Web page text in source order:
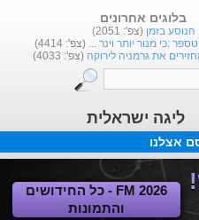
בלוגים אחרונים
הנוסע בזמן(צפ': 2051)
:כי מנור יותר וינר ...(צפ': 4414)
את גרמניה לירוקה (צפ': 4033)
ליגה ישראלית
אצלנו
FM 2026 - כל החידושים
והתמונות